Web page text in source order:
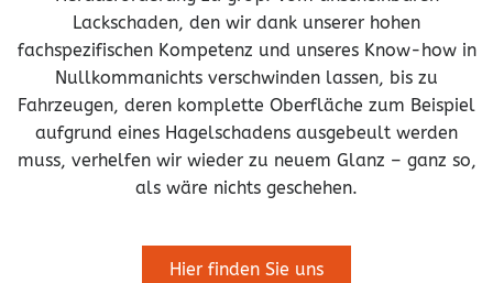
Lackschaden, den wir dank unserer hohen
fachspezifischen Kompetenz und unseres Know-how in
Nullkommanichts verschwinden lassen, bis zu
Fahrzeugen, deren komplette Oberfläche zum Beispiel
aufgrund eines Hagelschadens ausgebeult werden
muss, verhelfen wir wieder zu neuem Glanz – ganz so,
als wäre nichts geschehen.
Hier finden Sie uns